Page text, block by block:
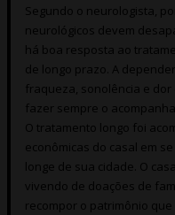
Segundo o neurologista,
neurológicos devem
há boa resposta ao
de longo prazo. A
fraqueza, sonolência e
fazer sempre o
O tratamento longo foi
econômicas do casal em
longe de sua cidade. O
vivendo de doações de
recompor o patrimônio